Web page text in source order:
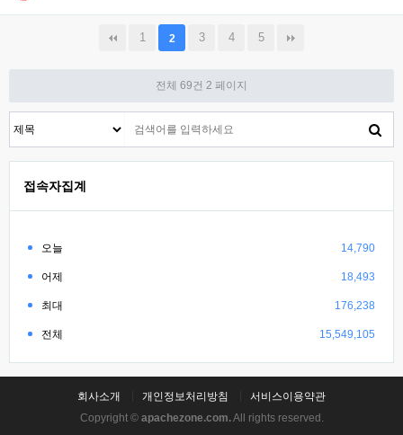
1 2 3 4 5
전체 69건 2 페이지
접속자집계
오늘 14,790
어제 18,493
최대 176,238
전체 15,549,105
회사소개 개인정보처리방침
서비스이용약관
Copyright © apachezone.com.All rights reserved.